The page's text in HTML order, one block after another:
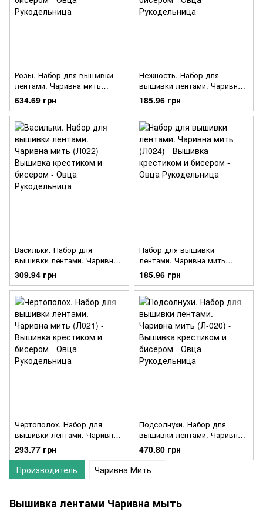
Розы. Набор для вышивки
лентами. Чаривна мить
(Л007)
634.69 грн
Нежность. Набор для
вышивки лентами. Чаривна
мить (Л025)
185.96 грн
Васильки. Набор для
вышивки лентами. Чаривна
мить (Л022)
309.94 грн
Набор для вышивки
лентами. Чаривна мить
(Л024)
185.96 грн
Чертополох. Набор для
вышивки лентами. Чаривна
мить (Л021)
293.77 грн
Подсолнухи. Набор для
вышивки лентами. Чаривна
мить (Л-020)
470.80 грн
Вышивка лентами Чаривна мыть
Производитель Чаривна Мить